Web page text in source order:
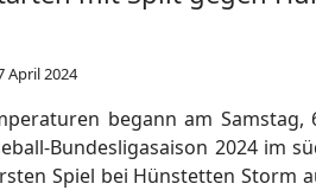
April 2024
begann am
Bundesligasaison 2024 im
Spiel bei Hünstetten Storm